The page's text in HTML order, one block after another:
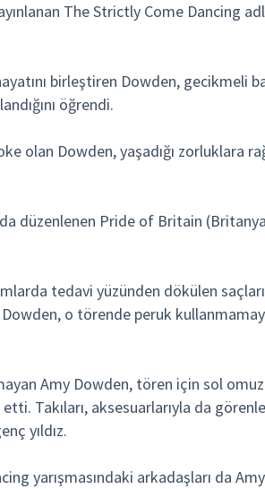
The Strictly Come Dancing
birleştiren Dowden, gecikmeli
öğrendi.
olan Dowden, yaşadığı zorluklara
düzenlenen Pride of Britain
tedavi yüzünden dökülen
o törende peruk
Amy Dowden, tören için sol
Takıları, aksesuarlarıyla da
yıldız.
yarışmasındaki arkadaşları da